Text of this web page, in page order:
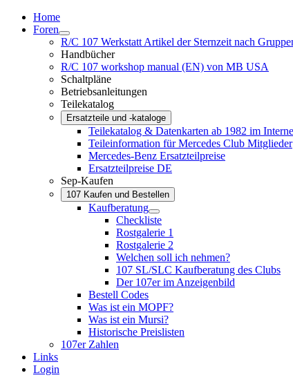
Home
Foren
R/C 107 Werkstatt Artikel der Sternzeit nach
Handbücher
R/C 107 workshop manual (EN) von MB USA
Schaltpläne
Betriebsanleitungen
Teilekatalog
Ersatzteile und -kataloge
Teilekatalog & Datenkarten ab 1982 im
Teileinformation für Mercedes Club Mitglieder
Mercedes-Benz Ersatzteilpreise
Ersatzteilpreise DE
Sep-Kaufen
107 Kaufen und Bestellen
Kaufberatung
Checkliste
Rostgalerie 1
Rostgalerie 2
Welchen soll ich nehmen?
107 SL/SLC Kaufberatung des Clubs
Der 107er im Anzeigenbild
Bestell Codes
Was ist ein MOPF?
Was ist ein Mursi?
Historische Preislisten
107er Zahlen
Links
Login